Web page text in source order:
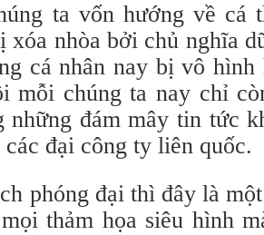
ta vốn hướng về cá
xóa nhòa bởi chủ nghĩa
cá nhân nay bị vô
mỗi chúng ta nay chỉ
những đám mây tin tức
đại công ty liên quốc.
phóng đại thì đây là
thảm họa siêu hình